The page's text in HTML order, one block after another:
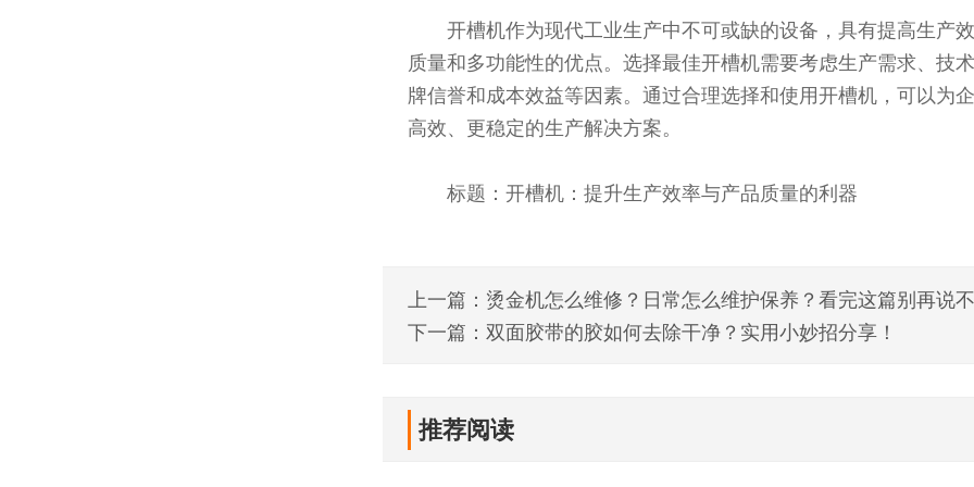
开槽机作为现代工业生产中不可或缺的设备，具有提高生产
质量和多功能性的优点。选择最佳开槽机需要考虑生产需求、技
牌信誉和成本效益等因素。通过合理选择和使用开槽机，可以为
高效、更稳定的生产解决方案。
标题：开槽机：提升生产效率与产品质量的利器
上一篇：烫金机怎么维修？日常怎么维护保养？看完这篇别再说
下一篇：双面胶带的胶如何去除干净？实用小妙招分享！
推荐阅读